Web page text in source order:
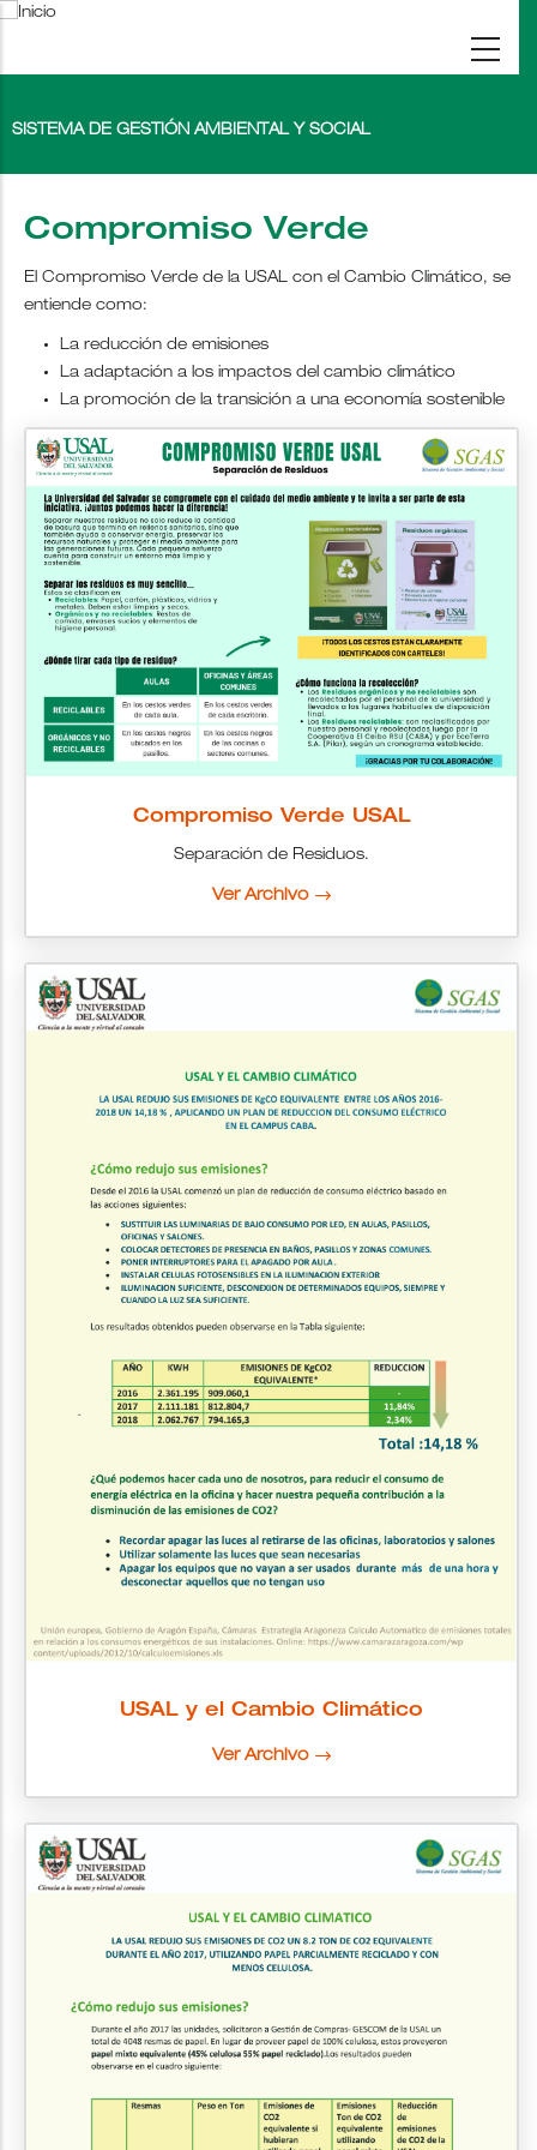
Pasar
SISTEMA DE GESTIÓN AMBIENTAL Y SOCIAL
Compromiso Verde
El Compromiso Verde de la USAL con el Cambio Climático, se
entiende como:
La reducción de emisiones
La adaptación a los impactos del cambio climático
La promoción de la transición a una economía sostenible
Compromiso Verde USAL
Separación de Residuos.
Ver Archivo
USAL y el Cambio Climático
Ver Archivo